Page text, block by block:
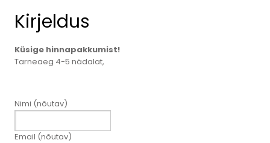
Kirjeldus
Küsige hinnapakkumist!
Tarneaeg 4-5 nädalat,
Nimi (nõutav)
Email (nõutav)